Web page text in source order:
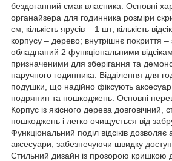
бездоганний смак власника. Основні
органайзера для годинника розміри
см; кількість ярусів – 1 шт; кількість
корпусу – дерево; внутрішнє покриття
обладнаний 2 функціональними
призначеними для зберігання та
наручного годинника. Відділення для
подушки, що надійно фіксують аксесуар
подряпин та пошкоджень. Основні
Корпус із якісного дерева довговічний,
пошкоджень і легко очищується від
Функціональний поділ відсіків дозволяє
аксесуари, забезпечуючи швидку
Стильний дизайн із прозорою кришкою